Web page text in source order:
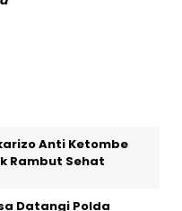
Anti Ketombe
Rambut Sehat
Datangi Polda